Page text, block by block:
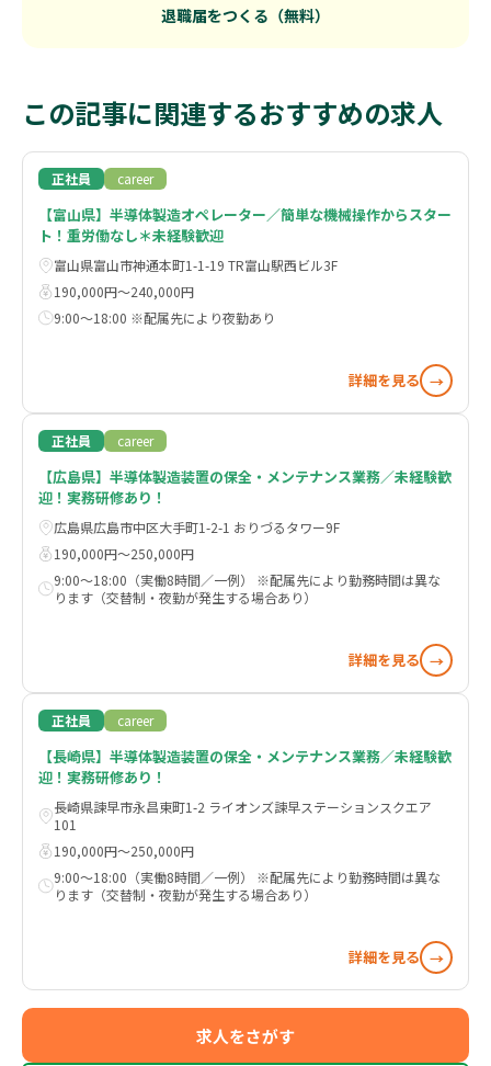
退職届をつくる（無料）
この記事に関連するおすすめの求人
正社員 career
【富山県】半導体製造オペレーター／簡単な機械操作からスター
ト！重労働なし＊未経験歓迎
富山県富山市神通本町1-1-19 TR富山駅西ビル3F
190,000円〜240,000円
9:00～18:00 ※配属先により夜勤あり
詳細を見る →
正社員 career
【広島県】半導体製造装置の保全・メンテナンス業務／未経験歓
迎！実務研修あり！
広島県広島市中区大手町1-2-1 おりづるタワー9F
190,000円〜250,000円
9:00～18:00（実働8時間／一例） ※配属先により勤務時間は異な
ります（交替制・夜勤が発生する場合あり）
詳細を見る →
正社員 career
【長崎県】半導体製造装置の保全・メンテナンス業務／未経験歓
迎！実務研修あり！
長崎県諫早市永昌東町1-2 ライオンズ諫早ステーションスクエア
101
190,000円〜250,000円
9:00～18:00（実働8時間／一例） ※配属先により勤務時間は異な
ります（交替制・夜勤が発生する場合あり）
詳細を見る →
求人をさがす